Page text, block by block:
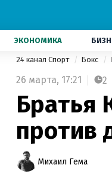
ЭКОНОМИКА
24 канал Спорт Бокс
26 марта, 17:21 2
Братья
против
Михаил Гема